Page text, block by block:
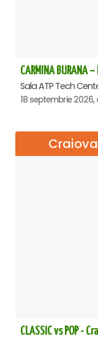
Craiova
CLASSIC vs POP -